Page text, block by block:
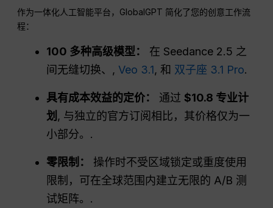
作为一体化人工智能平台，GlobalGPT 简化了您的创意工作流
程：
100 多种高级模型：
在 Seedance 2.5 之
间无缝切换、,Veo 3.1, 和 双子座 3.1 Pro.
具有成本效益的定价： 通过$10.8 专业计
划 , 与独立的官方订阅相比，其价格仅为一
小部分。.
零限制：
操作时不受区域锁定或重度使用
限制，可在全球范围内建立无限的 A/B 测
试矩阵。.